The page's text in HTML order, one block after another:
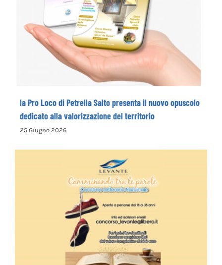
la Pro Loco di Petrella Salto presenta il
nuovo opuscolo dedicato alla
valorizzazione del territorio
la Pro Loco di Petrella Salto presenta il nuovo opuscolo
dedicato alla valorizzazione del territorio
25 Giugno 2026
La Cooperativa Sociale Levante promuove
il 1° Concorso Letterario Nazionale
“Camminando tra le parole” – COME
ISCRIVERSI